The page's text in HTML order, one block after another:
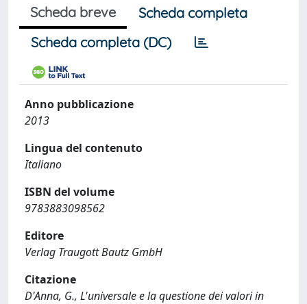
Scheda breve
Scheda completa
Scheda completa (DC)
Anno pubblicazione
2013
Lingua del contenuto
Italiano
ISBN del volume
9783883098562
Editore
Verlag Traugott Bautz GmbH
Citazione
D'Anna, G., L'universale e la questione dei valori in